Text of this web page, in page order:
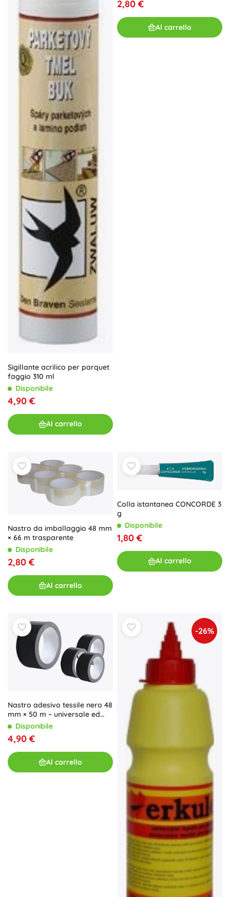
Sigillante acrilico per parquet
faggio 310 ml
Disponibile
4,90 €
Al carrello
2,80 €
Al carrello
Nastro da imballaggio 48 mm
× 66 m trasparente
Disponibile
2,80 €
Al carrello
Colla istantanea CONCORDE 3
g
Disponibile
1,80 €
Al carrello
Nastro adesivo tessile nero 48
mm × 50 m – universale ed
extra resistente
Disponibile
4,90 €
Al carrello
-26%